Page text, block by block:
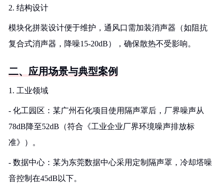
2. 结构设计
模块化拼装设计便于维护，通风口需加装消声器（如阻抗
复合式消声器，降噪15-20dB），确保散热不受影响。
二、应用场景与典型案例
1. 工业领域
- 化工园区：某广州石化项目使用隔声罩后，厂界噪声从
78dB降至52dB（符合《工业企业厂界环境噪声排放标
准》）。
- 数据中心：某为东莞数据中心采用定制隔声罩，冷却塔噪
音控制在45dB以下。